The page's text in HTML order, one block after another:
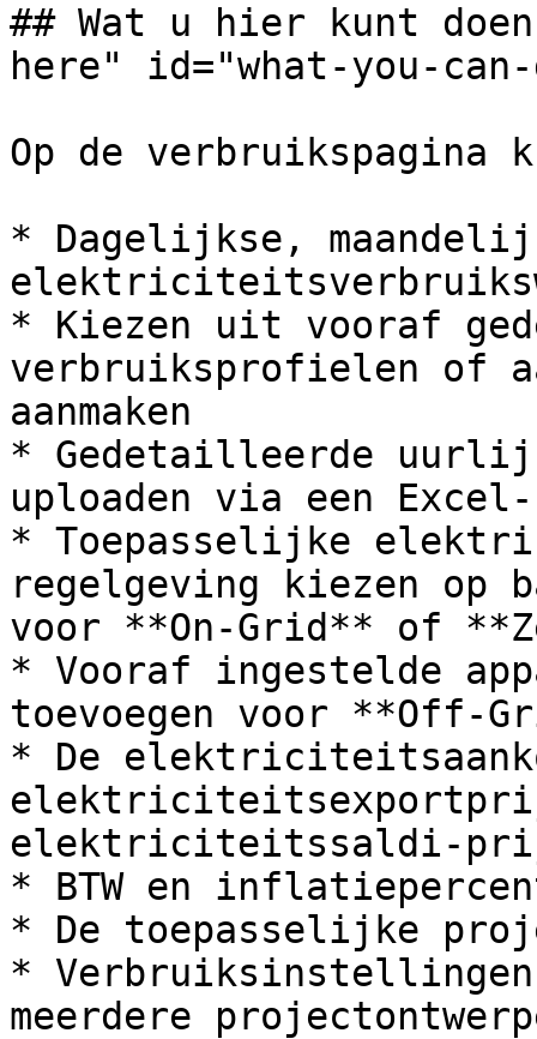
## Wat u hier kunt
here" id="what-you-
Op de verbruikspagina
* Dagelijkse,
* Kiezen uit vooraf
verbruiksprofielen of
aanmaken
* Gedetailleerde
uploaden via een Excel-
* Toepasselijke
regelgeving kiezen op
voor **On-Grid** of
* Vooraf ingestelde
toevoegen voor **Off-
* De
elektriciteitssaldi-
* BTW en
* De toepasselijke
* Verbruiksinstellingen
meerdere